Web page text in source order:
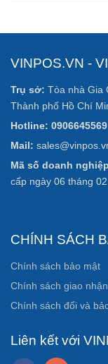
VINPOS.VN -
Trụ sở: Tòa nhà Gia
Thành phố Hồ Chí
Hotline: 0906645569
Mail:
Mã số doanh
cấp ngày 06 tháng
CHÍNH SÁCH
Chính sách bảo mật
Chính sách giao
Chính sách đổi và
Liên kết với